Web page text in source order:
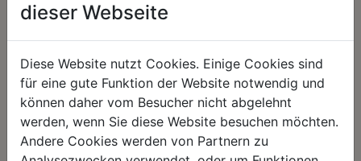
HARMONIE
Unser Sortiment steht für ein
positives Lebensgefühl. Wir
schenken natürliche, stilvolle
Momente für harmonische Stunden
zu Hause – den Ort, an dem
Menschen sich geborgen fühlen und
positive Energie schöpfen.
Nicht immer ist der günstigste Preis
auch ein guter Preis. Wir handeln
fair – im Hinblick auf unsere
Kalkulation, angemessene
Entlohnung und unsere
nachhaltigen, gewachsenen
Geschäftsbeziehungen.
dieser Webseite
Diese Website nutzt Cookies. Einige Cookies sind
für eine gute Funktion der Website notwendig und
können daher vom Besucher nicht abgelehnt
werden, wenn Sie diese Website besuchen möchten.
Andere Cookies werden von Partnern zu